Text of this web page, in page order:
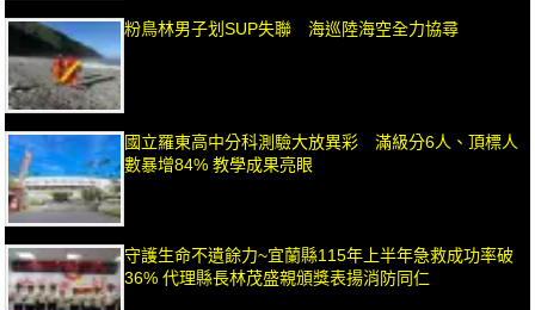
粉鳥林男子划SUP失聯 海巡陸海空全力協尋
國立羅東高中分科測驗大放異彩 滿級分6人、頂標人
數暴增84% 教學成果亮眼
守護生命不遺餘力~宜蘭縣115年上半年急救成功率破
36% 代理縣長林茂盛親頒獎表揚消防同仁